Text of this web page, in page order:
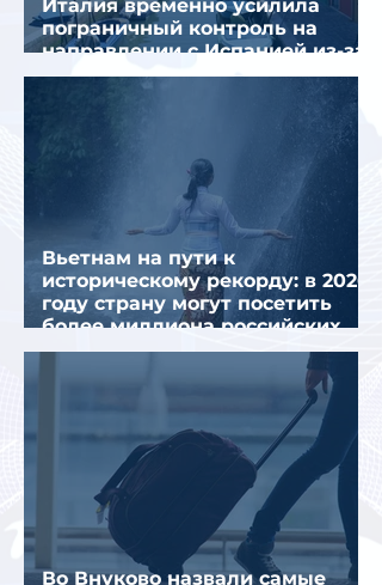
Италия временно усилила
пограничный контроль на
направлении с Испанией из-за
миграционного кризиса
Вьетнам на пути к
историческому рекорду: в 2026
году страну могут посетить
более миллиона российских
туристов
Во Внуково назвали самые